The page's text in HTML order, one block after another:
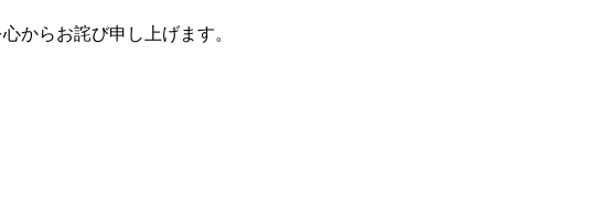
からお詫び申し上げます。